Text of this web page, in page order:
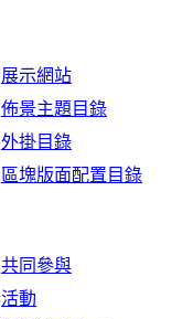
展示網站
佈景主題目錄
外掛目錄
區塊版面配置目錄
共同參與
活動